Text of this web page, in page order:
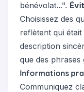
bénévolat...".
Choisissez des
reflètent qui
description
que des phrases
Informations
Communiquez